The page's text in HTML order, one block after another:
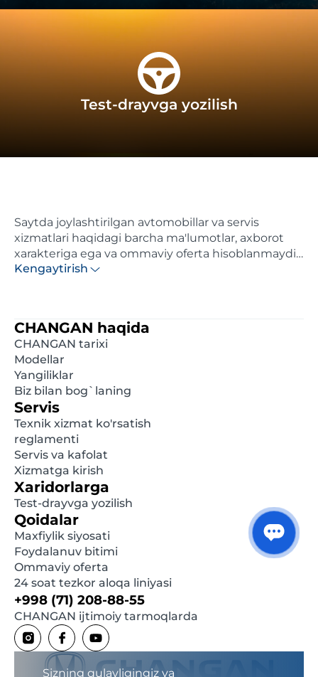
Test-drayvga yozilish
Saytda joylashtirilgan avtomobillar va servis
xizmatlari haqidagi barcha ma'lumotlar, axborot
xarakteriga ega va ommaviy oferta hisoblanmaydi.
Ushbu saytda ko'rsatilgan narxlar axborotiy
rasmiy diler bilan bog'laning. Ushbu saytda e'lon
qilingan ma'lumotlar oldindan xabardor
qilinmasdan istalgan damda o'zgartirilishi mumkin.
Kengaytirish
CHANGAN haqida
CHANGAN tarixi
Modellar
Yangiliklar
Biz bilan bog`laning
Servis
Texnik xizmat ko'rsatish
reglamenti
Servis va kafolat
Xizmatga kirish
Xaridorlarga
Test-drayvga yozilish
Qoidalar
Maxfiylik siyosati
Foydalanuv bitimi
Ommaviy oferta
24 soat tezkor aloqa liniyasi
+998 (71) 208-88-55
CHANGAN ijtimoiy tarmoqlarda
Sizning qulayligingiz va